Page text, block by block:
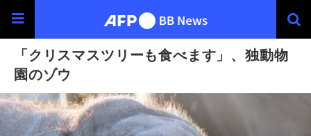
「クリスマスツリーも食べます」、独動物
園のゾウ